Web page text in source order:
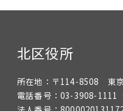
北区役所
所在地： 〒114-8508 東
電話番号： 03-3908-1111